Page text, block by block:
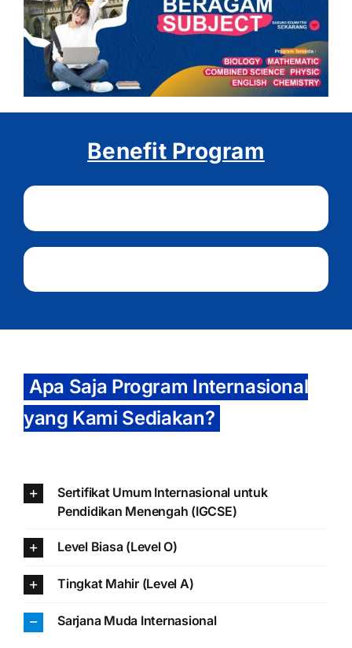
Benefit Program
Apa Saja Program Internasional
yang Kami Sediakan?
Sertifikat Umum Internasional untuk
Pendidikan Menengah (IGCSE)
Level Biasa (Level O)
Tingkat Mahir (Level A)
Sarjana Muda Internasional